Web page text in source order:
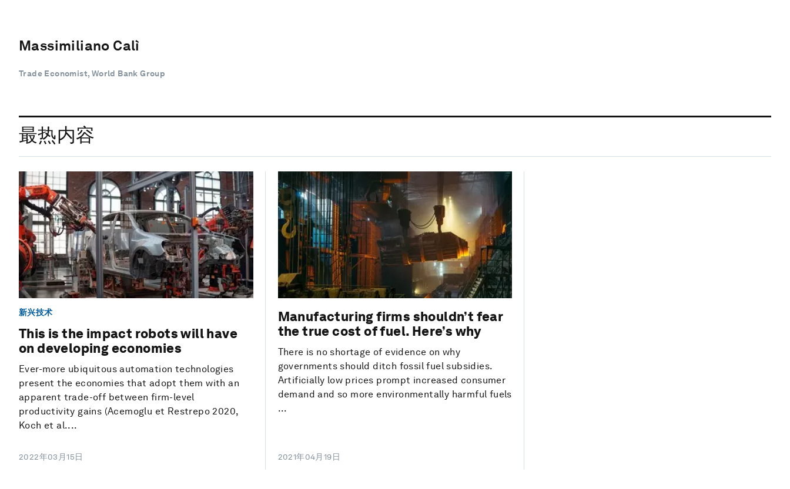
Massimiliano Calì
Trade Economist, World Bank Group
最热内容
新兴技术
This is the impact robots will have
on developing economies
Ever-more ubiquitous automation technologies
present the economies that adopt them with an
apparent trade-off between firm-level
productivity gains (Acemoglu et Restrepo 2020,
Koch et al....
2022年03月15日
Manufacturing firms shouldn’t fear
the true cost of fuel. Here’s why
There is no shortage of evidence on why
governments should ditch fossil fuel subsidies.
Artificially low prices prompt increased consumer
demand and so more environmentally harmful fuels
...
2021年04月19日